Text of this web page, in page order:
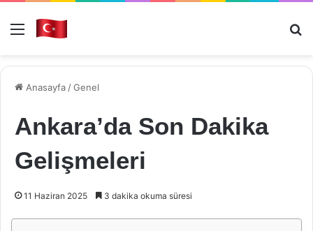
Menü
Anasayfa /Genel
Ankara’da Son Dakika
Gelişmeleri
11 Haziran 2025 3 dakika okuma süresi